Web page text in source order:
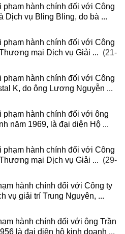
phạm hành chính đối với Công
Dịch vụ Bling Bling, do bà ...
phạm hành chính đối với Công
mại Dịch vụ Giải ... (21-
phạm hành chính đối với Công
K, do ông Lương Nguyễn ...
phạm hành chính đối với ông
năm 1969, là đại diện Hộ ...
phạm hành chính đối với Công
mại Dịch vụ Giải ... (29-
hành chính đối với Công ty
vụ giải trí Trung Nguyên, ...
hành chính đối với ông Trần
là đại diện hộ kinh doanh ...